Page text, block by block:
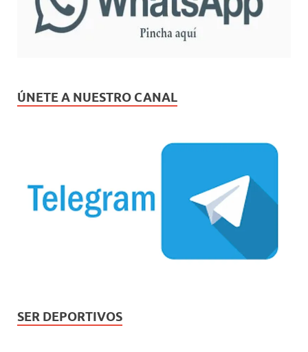
ÚNETE A NUESTRO CANAL
SER DEPORTIVOS